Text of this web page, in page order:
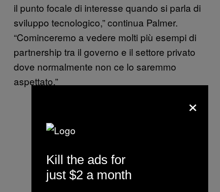
il punto focale di interesse quando si parla di
sviluppo tecnologico,” continua Palmer.
“Cominceremo a vedere molti più esempi di
partnership tra il governo e il settore privato
dove normalmente non ce lo saremmo
aspettato.”
×
Kill the ads for
just $2 a month